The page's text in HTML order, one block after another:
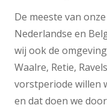
De meeste van
Nederlandse en
wij ook de
Waalre, Retie,
vorstperiode willen
en dat doen we